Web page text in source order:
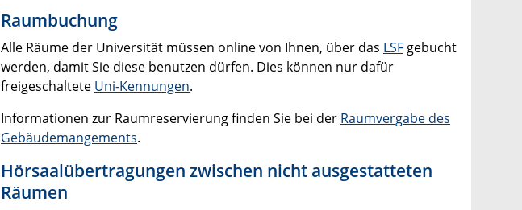
Raumbuchung
Alle Räume der Universität müssen online von Ihnen, über das LSFgebucht
werden, damit Sie diese benutzen dürfen. Dies können nur dafür
freigeschaltete Uni-Kennungen.
Informationen zur Raumreservierung finden Sie bei der Raumvergabe des
Gebäudemangements.
Hörsaalübertragungen zwischen nicht ausgestatteten
Räumen